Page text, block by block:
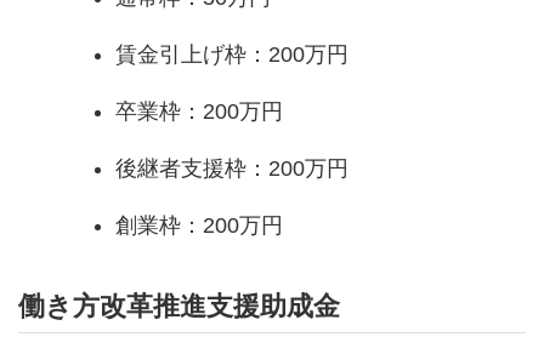
賃金引上げ枠：200万円
卒業枠：200万円
後継者支援枠：200万円
創業枠：200万円
働き方改革推進支援助成金